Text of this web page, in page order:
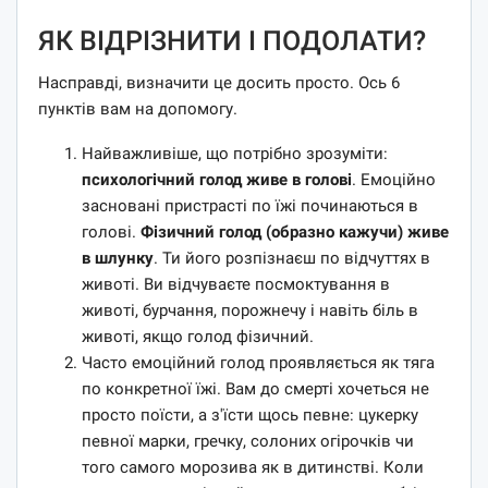
ЯК ВІДРІЗНИТИ І ПОДОЛАТИ?
Насправді, визначити це досить просто. Ось 6
пунктів вам на допомогу.
Найважливіше, що потрібно зрозуміти:
психологічний голод живе в голові. Емоційно
засновані пристрасті по їжі починаються в
голові. Фізичний голод (образно кажучи) живе
в шлунку. Ти його розпізнаєш по відчуттях в
животі. Ви відчуваєте посмоктування в
животі, бурчання, порожнечу і навіть біль в
животі, якщо голод фізичний.
Часто емоційний голод проявляється як тяга
по конкретної їжі. Вам до смерті хочеться не
просто поїсти, а з'їсти щось певне: цукерку
певної марки, гречку, солоних огірочків чи
того самого морозива як в дитинстві. Коли